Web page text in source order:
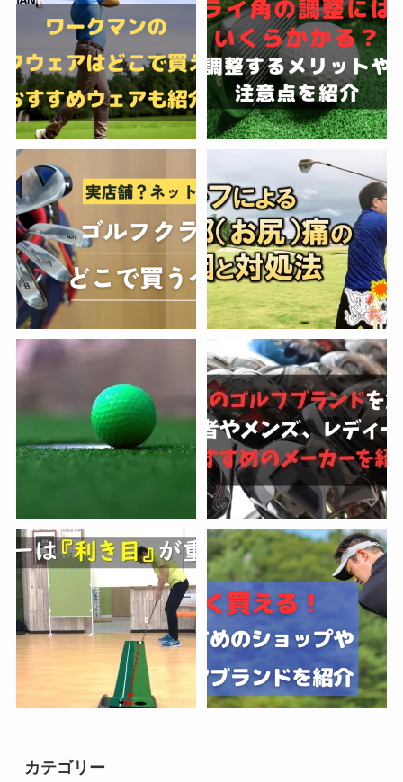
カテゴリー